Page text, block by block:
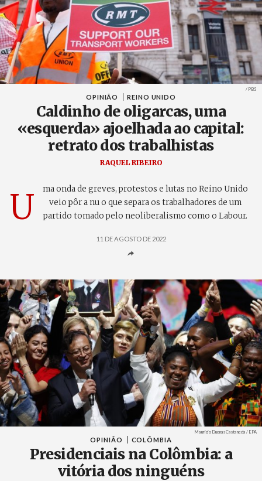
Créditos
/ PBS
OPINIÃO REINO UNIDO
Caldinho de oligarcas, uma
«esquerda» ajoelhada ao capital:
retrato dos trabalhistas
RAQUEL RIBEIRO
U
ma onda de greves, protestos e lutas no Reino Unido
veio pôr a nu o que separa os trabalhadores de um
partido tomado pelo neoliberalismo como o Labour.
11 DE AGOSTO DE 2022
Créditos
Maurício Duenas Castaneda / EPA
OPINIÃO COLÔMBIA
Presidenciais na Colômbia: a
vitória dos ninguéns